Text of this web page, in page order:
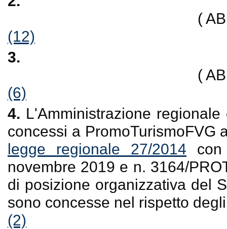
(
(12)
3.
(
(6)
4. L'Amministrazione
concessi a PromoTurismoFVG
legge regionale 27/2014
novembre 2019 e n. 3164/
di posizione organizzativa del
sono concesse nel rispetto
(2)